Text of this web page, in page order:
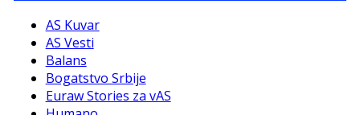
AS Kuvar
AS Vesti
Balans
Bogatstvo Srbije
Euraw Stories za vAS